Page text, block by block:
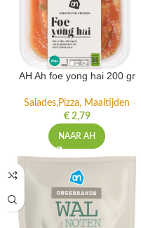
AH Ah foe yong hai 200 gr
Salades,Pizza, Maaltijden
€2,79
NAAR AH